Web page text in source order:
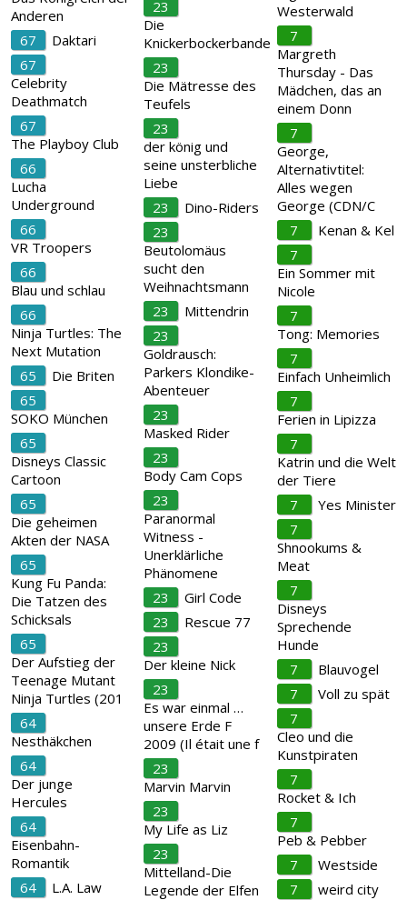
Anderen
67
Daktari
67
Celebrity
Deathmatch
67
The Playboy Club
66
Lucha
Underground
66
VR Troopers
66
Blau und schlau
66
Ninja Turtles: The
Next Mutation
65
Die Briten
65
SOKO München
65
Disneys Classic
Cartoon
65
Die geheimen
Akten der NASA
65
Kung Fu Panda:
Die Tatzen des
Schicksals
65
Der Aufstieg der
Teenage Mutant
Ninja Turtles (201
64
Nesthäkchen
64
Der junge
Hercules
64
Eisenbahn-
Romantik
64
L.A. Law
23
Die
Knickerbockerbande
23
Die Mätresse des
Teufels
23
der könig und
seine unsterbliche
Liebe
23
Dino-Riders
23
Beutolomäus
sucht den
Weihnachtsmann
23
Mittendrin
23
Goldrausch:
Parkers Klondike-
Abenteuer
23
Masked Rider
23
Body Cam Cops
23
Paranormal
Witness -
Unerklärliche
Phänomene
23
Girl Code
23
Rescue 77
23
Der kleine Nick
23
Es war einmal …
unsere Erde F
2009 (Il était une f
23
Marvin Marvin
23
My Life as Liz
23
Mittelland-Die
Legende der Elfen
Westerwald
7
Margreth
Thursday - Das
Mädchen, das an
einem Donn
7
George,
Alternativtitel:
Alles wegen
George (CDN/C
7
Kenan & Kel
7
Ein Sommer mit
Nicole
7
Tong: Memories
7
Einfach Unheimlich
7
Ferien in Lipizza
7
Katrin und die Welt
der Tiere
7
Yes Minister
7
Shnookums &
Meat
7
Disneys
Sprechende
Hunde
7
Blauvogel
7
Voll zu spät
7
Cleo und die
Kunstpiraten
7
Rocket & Ich
7
Peb & Pebber
7
Westside
7
weird city